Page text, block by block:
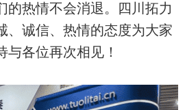
的热情不会消退。四川拓力
、诚信、热情的态度为大家
各位再次相见！